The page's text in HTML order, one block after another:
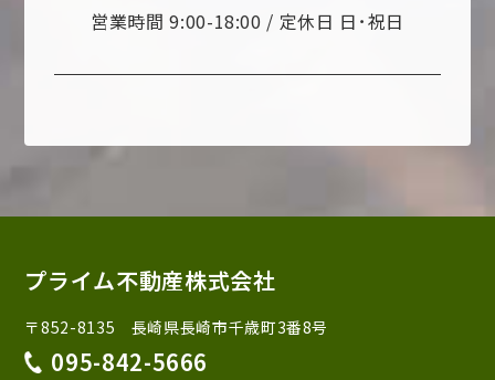
営業時間 9:00-18:00 / 定休日 日･祝日
プライム不動産株式会社
〒852-8135 長崎県長崎市千歳町3番8号
095-842-5666